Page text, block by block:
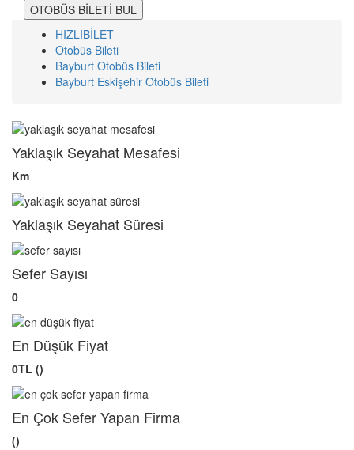
OTOBÜS BİLETİ BUL
HIZLIBİLET
Otobüs Bileti
Bayburt Otobüs Bileti
Bayburt Eskişehir Otobüs Bileti
Yaklaşık Seyahat Mesafesi
Km
Yaklaşık Seyahat Süresi
Sefer Sayısı
0
En Düşük Fiyat
0TL ()
En Çok Sefer Yapan Firma
()